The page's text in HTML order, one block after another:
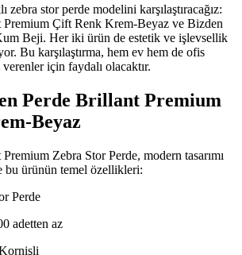
zebra stor perde modelini karşılaştıracağız:
Çift Renk Krem-Beyaz ve Bizden
Beji. Her iki ürün de estetik ve işlevsellik
Bu karşılaştırma, hem ev hem de ofis
için faydalı olacaktır.
Perde Brillant Premium
Beyaz
Zebra Stor Perde, modern tasarımı
bu ürünün temel özellikleri:
Perde
adetten az